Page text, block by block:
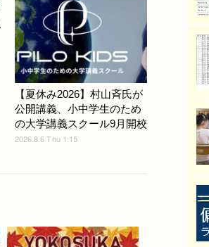
【夏休み2026】村山斉氏が
公開講義、小中学生のため
の大学講義スクール9月開校
2026.8.6 Thu 1:15